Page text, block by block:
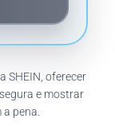
SHEIN, oferecer
e mostrar
pena.